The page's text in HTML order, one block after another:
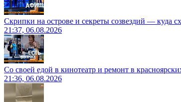
Скрипки на острове и секреты созвездий — куда
21:37, 06.08.2026
Со своей едой в кинотеатр и ремонт в
21:36, 06.08.2026